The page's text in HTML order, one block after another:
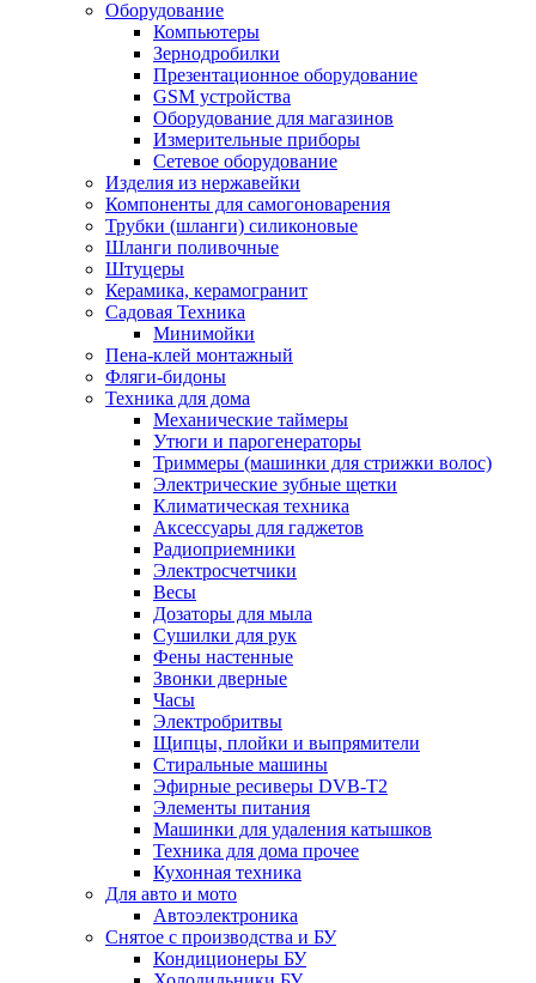
Оборудование
Компьютеры
Зернодробилки
Презентационное оборудование
GSM устройства
Оборудование для магазинов
Измерительные приборы
Сетевое оборудование
Изделия из нержавейки
Компоненты для самогоноварения
Трубки (шланги) силиконовые
Шланги поливочные
Штуцеры
Керамика, керамогранит
Садовая Техника
Минимойки
Пена-клей монтажный
Фляги-бидоны
Техника для дома
Механические таймеры
Утюги и парогенераторы
Триммеры (машинки для стрижки волос)
Электрические зубные щетки
Климатическая техника
Аксессуары для гаджетов
Радиоприемники
Электросчетчики
Весы
Дозаторы для мыла
Сушилки для рук
Фены настенные
Звонки дверные
Часы
Электробритвы
Щипцы, плойки и выпрямители
Стиральные машины
Эфирные ресиверы DVB-T2
Элементы питания
Машинки для удаления катышков
Техника для дома прочее
Кухонная техника
Для авто и мото
Автоэлектроника
Снятое с производства и БУ
Кондиционеры БУ